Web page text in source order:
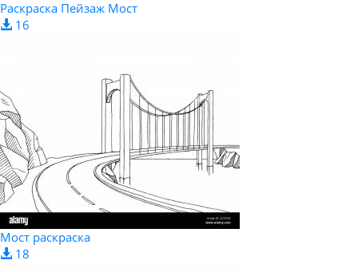
Раскраска Пейзаж Мост
16
Мост раскраска
18